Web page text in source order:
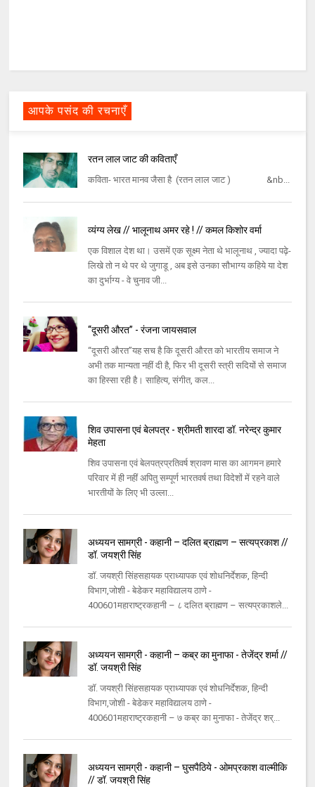
आपके पसंद की रचनाएँ
रतन लाल जाट की कविताएँ
कविता- भारत मानव जैसा है (रतन लाल जाट ) &nb...
व्यंग्य लेख // भालूनाथ अमर रहे ! // कमल किशोर वर्मा
एक विशाल देश था। उसमें एक सूक्ष्म नेता थे भालूनाथ , ज्यादा पढ़े-
लिखे तो न थे पर थे जुगाडू , अब इसे उनका सौभाग्य कहिये या देश
का दुर्भाग्य - वे चुनाव जी...
“दूसरी औरत’’ - रंजना जायसवाल
“दूसरी औरत’’यह सच है कि दूसरी औरत को भारतीय समाज ने
अभी तक मान्यता नहीं दी है, फिर भी दूसरी स्त्री सदियों से समाज
का हिस्सा रही है। साहित्य, संगीत, कल...
शिव उपासना एवं बेलपत्र - श्रीमती शारदा डॉ. नरेन्द्र कुमार
मेहता
शिव उपासना एवं बेलपत्रप्रतिवर्ष श्रावण मास का आगमन हमारे
परिवार में ही नहीं अपितु सम्पूर्ण भारतवर्ष तथा विदेशों में रहने वाले
भारतीयों के लिए भी उल्ला...
अध्ययन सामग्री - कहानी – दलित ब्राह्मण – सत्यप्रकाश //
डॉ. जयश्री सिंह
डॉ. जयश्री सिंहसहायक प्राध्यापक एवं शोधनिर्देशक, हिन्दी
विभाग,जोशी - बेडेकर महाविद्यालय ठाणे -
400601महाराष्ट्रकहानी – ८ दलित ब्राह्मण – सत्यप्रकाशले...
अध्ययन सामग्री - कहानी – कब्र का मुनाफा - तेजेंद्र शर्मा //
डॉ. जयश्री सिंह
डॉ. जयश्री सिंहसहायक प्राध्यापक एवं शोधनिर्देशक, हिन्दी
विभाग,जोशी - बेडेकर महाविद्यालय ठाणे -
400601महाराष्ट्रकहानी – ७ कब्र का मुनाफा - तेजेंद्र शर्...
अध्ययन सामग्री - कहानी – घुसपैठिये - ओमप्रकाश वाल्मीकि
// डॉ. जयश्री सिंह